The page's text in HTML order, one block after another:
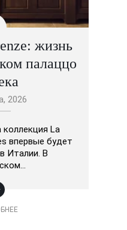
жизнь
палаццо
2026
La
впервые будет
Италии. В